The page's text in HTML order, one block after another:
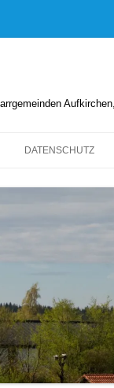
DATENSCHUTZ